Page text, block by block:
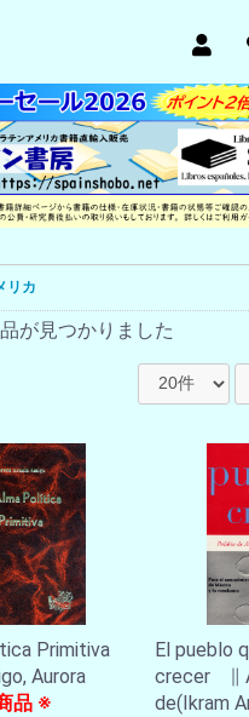
リカ
が見つかりました
Primitiva
Aurora
品 ※
El pueblo
crecer ∥
de(Ikram